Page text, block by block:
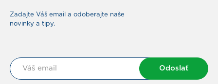
Zadajte Váš email a odoberajte naše
novinky a tipy.
Odoslať